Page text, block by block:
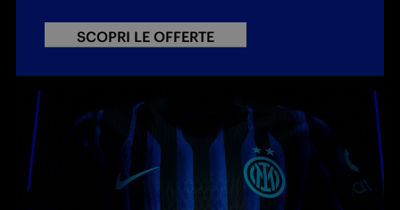
SCOPRI LE OFFERTE